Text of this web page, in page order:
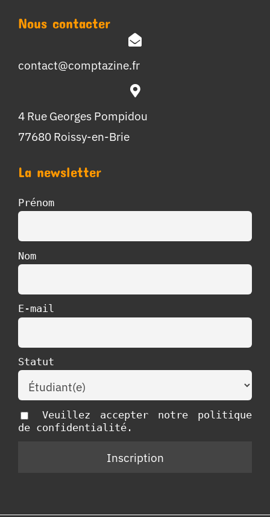
Nous contacter
contact@comptazine.fr
4 Rue Georges Pompidou
77680 Roissy-en-Brie
La newsletter
Prénom
Nom
E-mail
Statut
Veuillez accepter notre politique
de confidentialité.